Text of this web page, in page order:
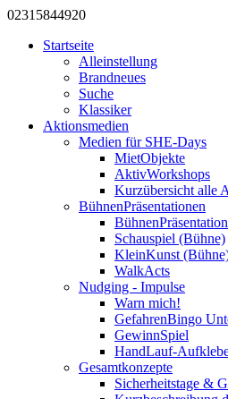
0231 5844920
Startseite
Alleinstellung
Brandneues
Suche
Klassiker
Aktionsmedien
Medien für SHE-Days
MietObjekte
AktivWorkshops
Kurzübersicht alle
BühnenPräsentationen
Schauspiel (Bühne)
KleinKunst
WalkActs
Nudging - Impulse
Warn mich!
GefahrenBingo
GewinnSpiel
HandLauf-
Gesamtkonzepte
Sicherheitstage &